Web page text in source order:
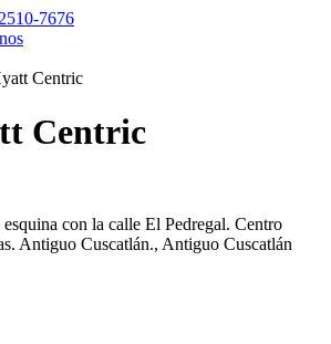
2510-7676
Centric
Centric
con la calle El Pedregal. Centro
Antiguo Cuscatlán., Antiguo Cuscatlán